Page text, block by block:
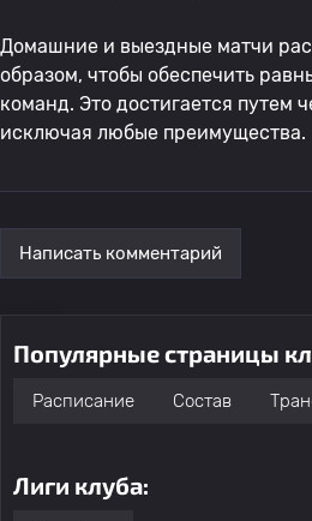
Домашние и выездные матчи
образом, чтобы обеспечить
команд. Это достигается путем
исключая любые преимущества.
Написать комментарий
Популярные страницы
Расписание Состав
Лиги клуба: